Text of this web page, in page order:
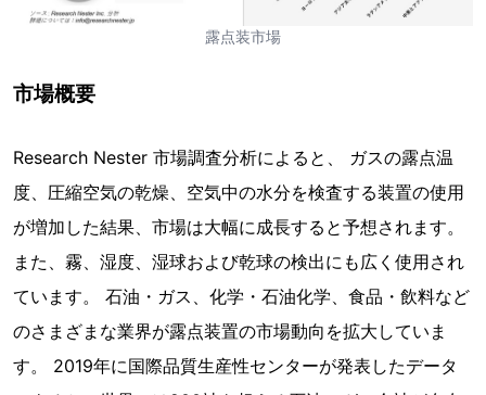
露点装市場
市場概要
Research Nester 市場調査分析によると、 ガスの露点温
度、圧縮空気の乾燥、空気中の水分を検査する装置の使用
が増加した結果、市場は大幅に成長すると予想されます。
また、霧、湿度、湿球および乾球の検出にも広く使用され
ています。 石油・ガス、化学・石油化学、食品・飲料など
のさまざまな業界が露点装置の市場動向を拡大していま
す。 2019年に国際品質生産性センターが発表したデータ